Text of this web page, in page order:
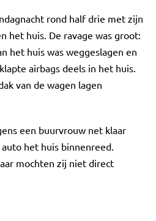
rond half drie met zijn
het huis. De ravage was groot:
het huis was weggeslagen en
airbags deels in het huis.
van de wagen lagen
een buurvrouw net klaar
het huis binnenreed.
mochten zij niet direct